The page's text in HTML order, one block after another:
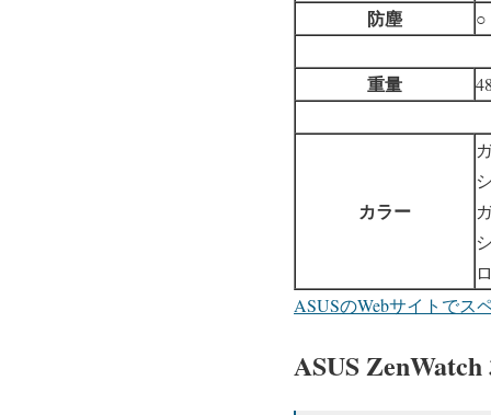
防塵
○
重量
カラー
ASUSのWebサイトでス
ASUS